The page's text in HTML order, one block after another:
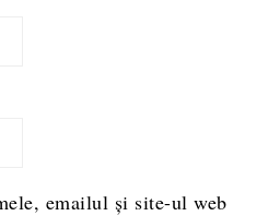
emailul și site-ul web